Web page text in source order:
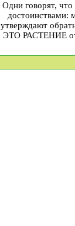
Одни говорят,
достоинствами:
утверждают
ЭТО РАСТЕНИЕ